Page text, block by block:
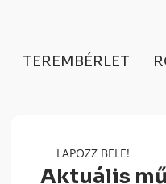
TEREMBÉRLET
LAPOZZ BELE!
Aktuális